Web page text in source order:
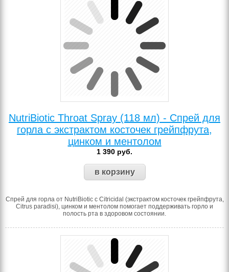
NutriBiotic Throat Spray (118 мл) - Спрей для
горла с экстрактом косточек грейпфрута,
цинком и ментолом
1 390 руб.
Спрей для горла от NutriBiotic с Citricidal (экстрактом косточек грейпфрута,
Citrus paradisi), цинком и ментолом помогает поддерживать горло и
полость рта в здоровом состоянии.